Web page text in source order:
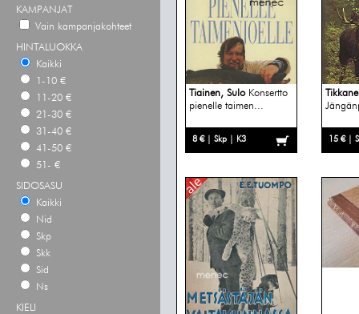
KAMPANJAT
Vain kampanjakohteet
HINTALUOKKA
Kaikki
1-10 €
11-20 €
21-30 €
31-40 €
41-50 €
51- €
SIDOSASU
Kaikki
Nid
Skp
Skk
Sid
Ns
KIELI
Tiainen, Sulo Konsertto
pienelle taimen...
8 € | Skp | K3 15 € |